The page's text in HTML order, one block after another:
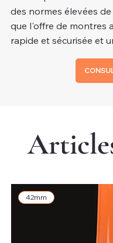
des normes élevées
que l'offre de montres
rapide et sécurisée et
42mm